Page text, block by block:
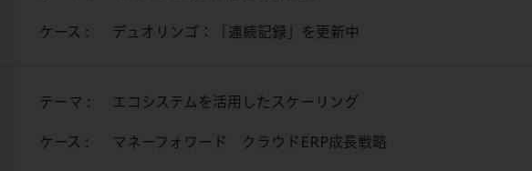
ケース : デュオリンゴ：「連続記録」を更新中
テーマ : エコシステムを活用したスケーリング
ケース : マネーフォワード クラウドERP成長戦略